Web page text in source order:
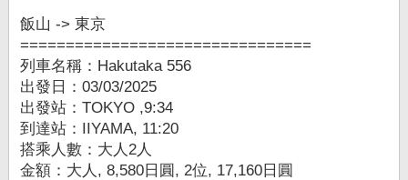
飯山 -> 東京
================================
列車名稱：Hakutaka 556
出發日：03/03/2025
出發站：TOKYO ,9:34
到達站：IIYAMA, 11:20
搭乘人數：大人2人
金額：大人, 8,580日圓, 2位, 17,160日圓